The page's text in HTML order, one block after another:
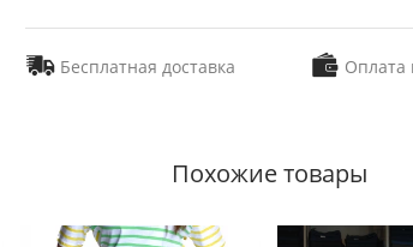
Бесплатная доставка Оплата
Похожие товары